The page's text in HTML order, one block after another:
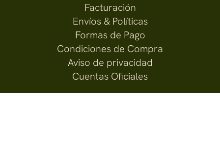
Facturación
Envíos & Políticas
Formas de Pago
Condiciones de Compra
Aviso de privacidad
Cuentas Oficiales